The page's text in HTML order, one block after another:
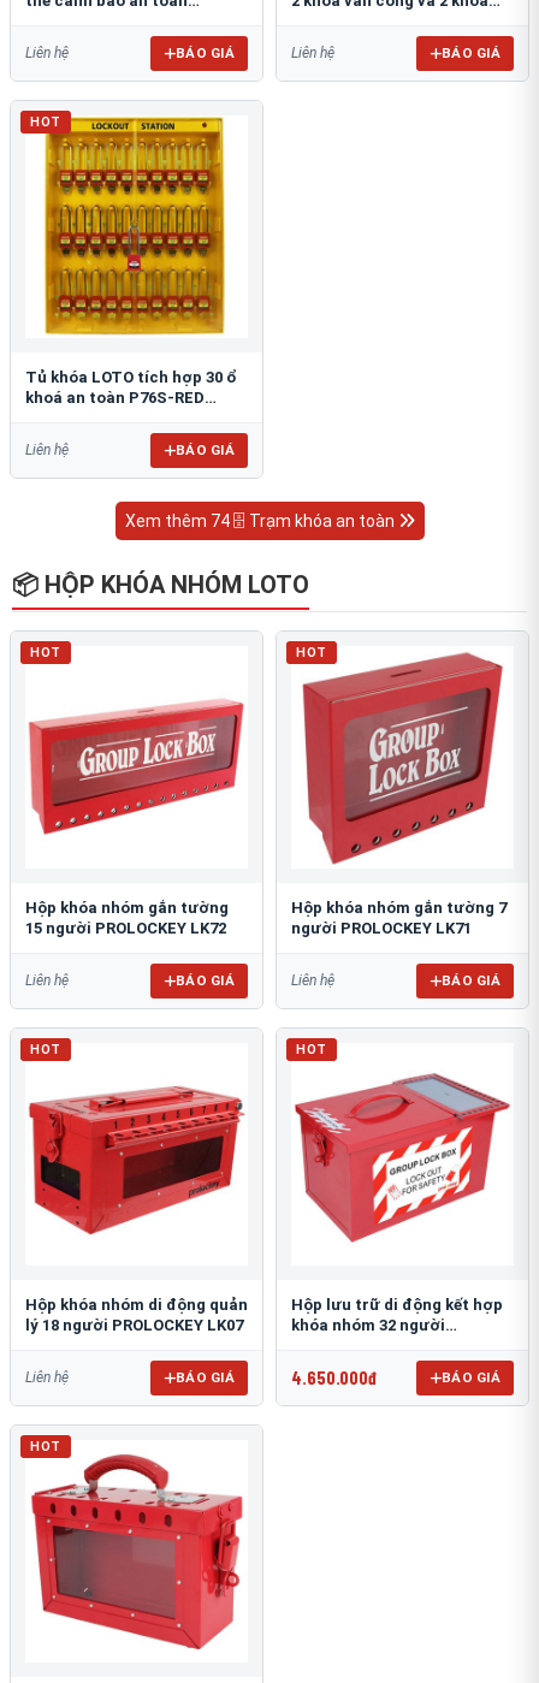
Liên hệ BÁO GIÁ Liên hệ BÁO GIÁ
HOT
​​​​​​​Tủ khóa LOTO tích hợp 30 ổ
khoá an toàn P76S-RED
Liên hệ BÁO GIÁ
Xem thêm 74 🗄 Trạm khóa an toàn
📦 HỘP KHÓA NHÓM LOTO
HOT
Hộp khóa nhóm gắn tường
15 người PROLOCKEY LK72
Liên hệ BÁO GIÁ
HOT
Hộp khóa nhóm gắn tường 7
người PROLOCKEY LK71
Liên hệ BÁO GIÁ
HOT
Hộp khóa nhóm di động quản
lý 18 người PROLOCKEY LK07
Liên hệ BÁO GIÁ
HOT
Hộp lưu trữ di động kết hợp
khóa nhóm 32 người
4.650.000đ BÁO GIÁ
HOT